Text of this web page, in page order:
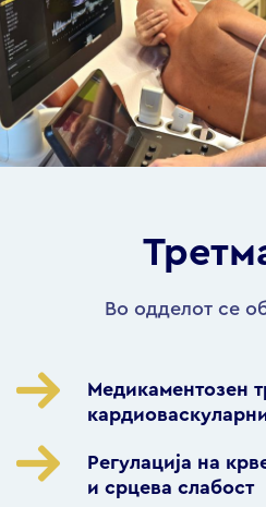
Во одделот се
Медикаментозен
Регулација на
и срцева слабост